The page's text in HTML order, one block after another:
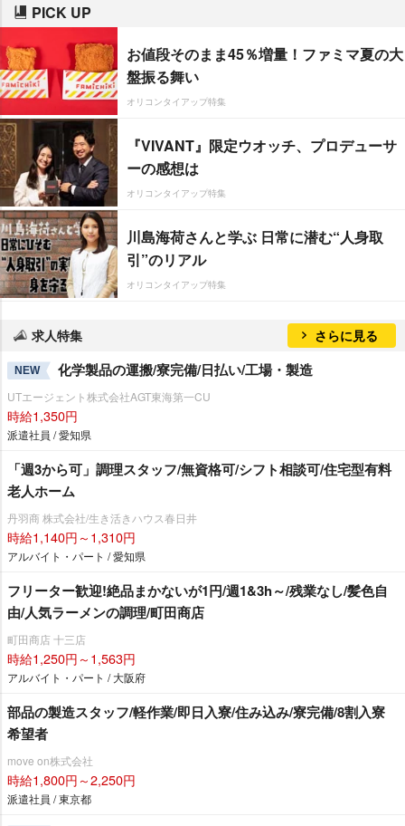
PICK UP
お値段そのまま45％増量！ファミマ夏の大
盤振る舞い
オリコンタイアップ特集
『VIVANT』限定ウオッチ、プロデューサ
ーの感想は
オリコンタイアップ特集
川島海荷さんと学ぶ 日常に潜む“人身取
引”のリアル
オリコンタイアップ特集
求人特集 さらに見る
NEW 化学製品の運搬/寮完備/日払い/工場・製造
UTエージェント株式会社AGT東海第一CU
時給1,350円
派遣社員 / 愛知県
「週3から可」調理スタッフ/無資格可/シフト相談可/住宅型有料
老人ホーム
丹羽商 株式会社/生き活きハウス春日井
時給1,140円～1,310円
アルバイト・パート / 愛知県
フリーター歓迎!絶品まかないが1円/週1&3h～/残業なし/髪色自
由/人気ラーメンの調理/町田商店
町田商店 十三店
時給1,250円～1,563円
アルバイト・パート / 大阪府
部品の製造スタッフ/軽作業/即日入寮/住み込み/寮完備/8割入寮
希望者
move on株式会社
時給1,800円～2,250円
派遣社員 / 東京都